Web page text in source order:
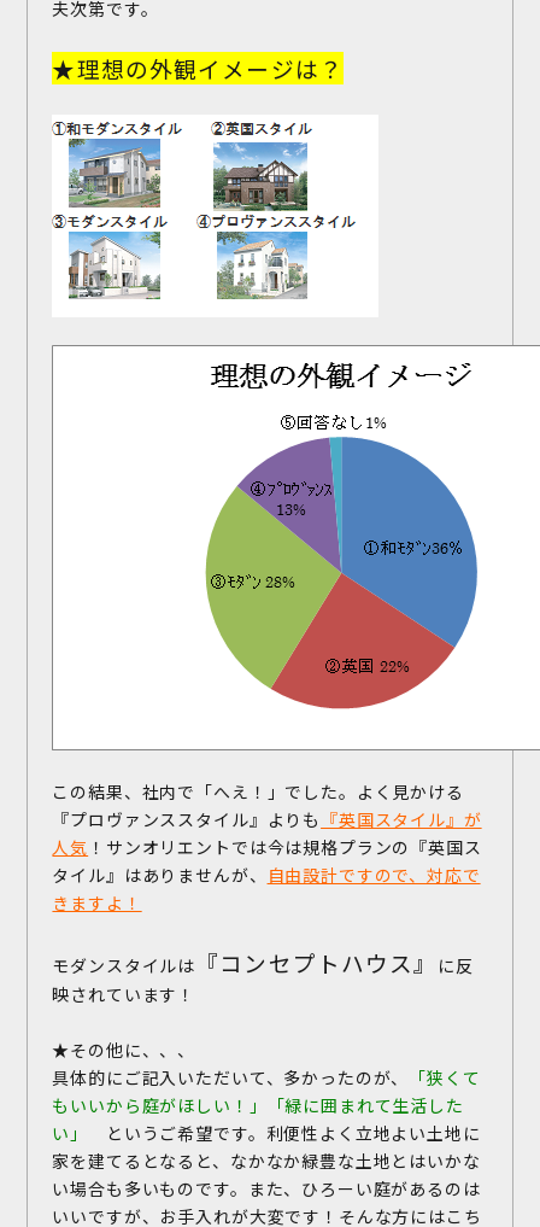
夫次第です。
★理想の外観イメージは？
この結果、社内で「へえ！」でした。よく見かける
『プロヴァンススタイル』よりも 『英国スタイル』が
人気 ！サンオリエントでは今は規格プランの『英国ス
タイル』はありませんが、 自由設計ですので、対応で
きますよ！
モダンスタイルは 『コンセプトハウス』
に反
映されています！
★その他に、、、
具体的にご記入いただいて、多かったのが、
「狭くて
もいいから庭がほしい！」「緑に囲まれて生活した
い」
というご希望です。利便性よく立地よい土地に
家を建てるとなると、なかなか緑豊な土地とはいかな
い場合も多いものです。また、ひろーい庭があるのは
いいですが、お手入れが大変です！そんな方にはこち